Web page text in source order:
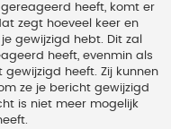
heeft, komt er
zegt hoeveel keer en
gewijzigd hebt. Dit zal
heeft, evenmin als
heeft. Zij kunnen
ze je bericht gewijzigd
is niet meer mogelijk